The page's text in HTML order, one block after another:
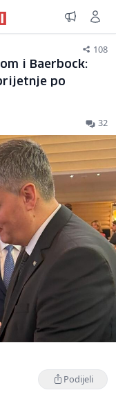
108
i Baerbock:
po
32
Podijeli